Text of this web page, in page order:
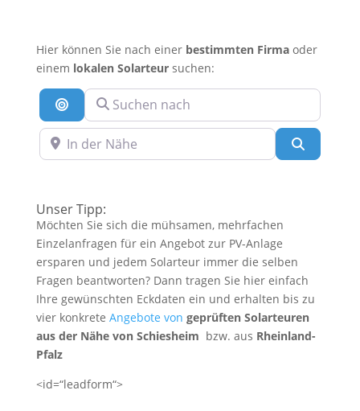
Hier können Sie nach einer bestimmten Firmaoder
einem lokalen Solarteursuchen:
Suche nach Entfernung
Suchen nach
In der Nähe
Unser Tipp:
Möchten Sie sich die mühsamen, mehrfachen
Einzelanfragen für ein Angebot zur PV-Anlage
ersparen und jedem Solarteur immer die selben
Fragen beantworten? Dann tragen Sie hier einfach
Ihre gewünschten Eckdaten ein und erhalten bis zu
vier konkrete Angebote von geprüften Solarteuren
aus der Nähe von Schiesheim bzw. aus Rheinland-
Pfalz
<id=“leadform“>